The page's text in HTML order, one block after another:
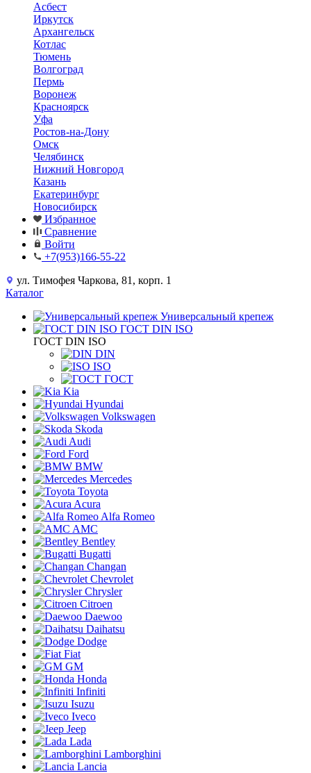
Асбест
Иркутск
Архангельск
Котлас
Тюмень
Волгоград
Пермь
Воронеж
Красноярск
Уфа
Ростов-на-Дону
Омск
Челябинск
Нижний Новгород
Казань
Екатеринбург
Новосибирск
Избранное
Сравнение
Войти
+7(953)166-55-22
ул. Тимофея Чаркова, 81, корп. 1
Каталог
Универсальный крепеж
ГОСТ DIN ISO
ГОСТ DIN ISO
DIN
ISO
ГОСТ
Kia
Hyundai
Volkswagen
Skoda
Audi
Ford
BMW
Mercedes
Toyota
Acura
Alfa Romeo
AMC
Bentley
Bugatti
Changan
Chevrolet
Chrysler
Citroen
Daewoo
Daihatsu
Dodge
Fiat
GM
Honda
Infiniti
Isuzu
Iveco
Jeep
Lada
Lamborghini
Lancia